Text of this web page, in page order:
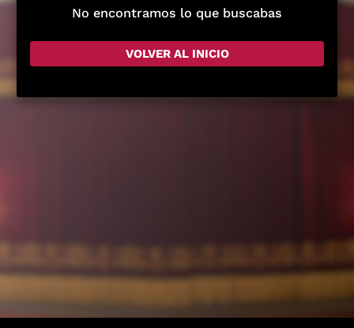
No encontramos lo que buscabas
VOLVER AL INICIO